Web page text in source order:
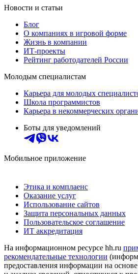
Новости и статьи
Блог
О компаниях в игровой форме
Жизнь в компании
ИТ-проекты
Рейтинг работодателей России
Молодым специалистам
Карьера для молодых
Школа программистов
Карьера в некоммерческих
Боты для уведомлений
Мобильное приложение
Этика и комплаенс
Оказание услуг
Использование сайтов
Защита персональных данных
Пользовательское соглашение
ИТ аккредитация
На информационном ресурсе hh.ru
рекомендательные технологии
предоставления информации на